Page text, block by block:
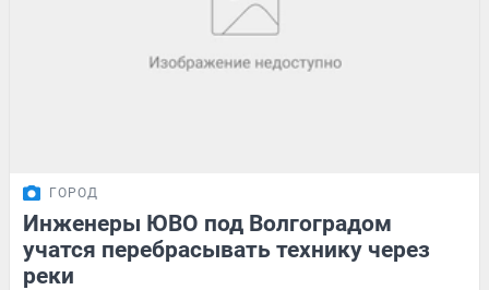
ГОРОД
Инженеры ЮВО под Волгоградом
учатся перебрасывать технику через
реки